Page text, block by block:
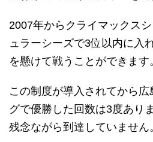
2007年からクライマックス
ュラーシーズで3位以内に入
を懸けて戦うことができます
この制度が導入されてから
グで優勝した回数は3度あり
残念ながら到達していません